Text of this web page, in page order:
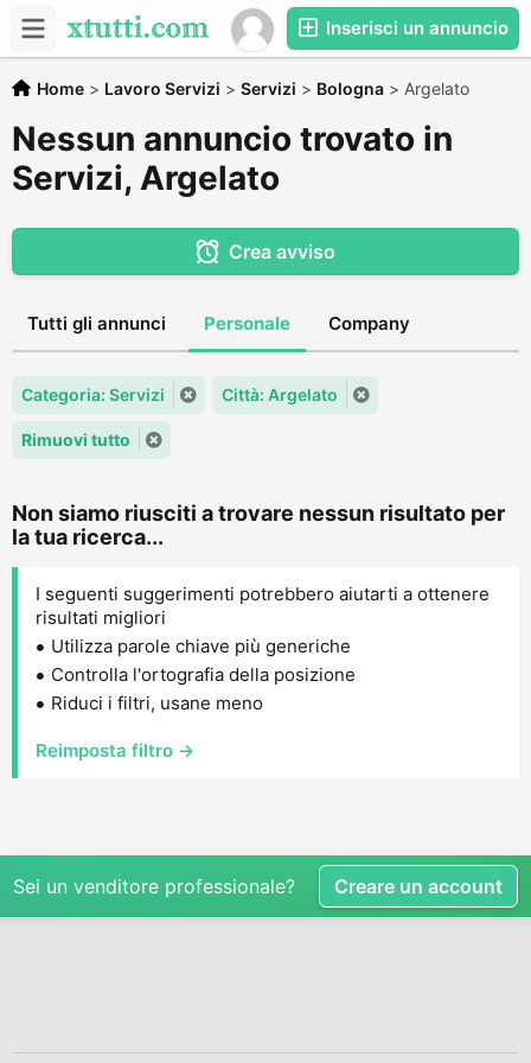
Inserisci un annuncio
Home > Lavoro Servizi > Servizi > Bologna > Argelato
Nessun annuncio trovato in
Servizi, Argelato
Crea avviso
Tutti gli annunci Personale Company
Categoria: Servizi Città: Argelato
Rimuovi tutto
Non siamo riusciti a trovare nessun risultato per
la tua ricerca...
I seguenti suggerimenti potrebbero aiutarti a ottenere
risultati migliori
Utilizza parole chiave più generiche
Controlla l'ortografia della posizione
Riduci i filtri, usane meno
Reimposta filtro →
Sei un venditore professionale? Creare un account